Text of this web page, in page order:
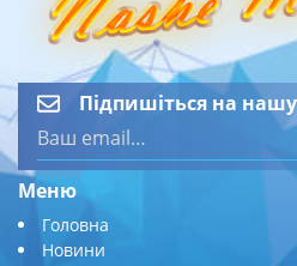
Підпишіться на
Меню
Головна
Новини